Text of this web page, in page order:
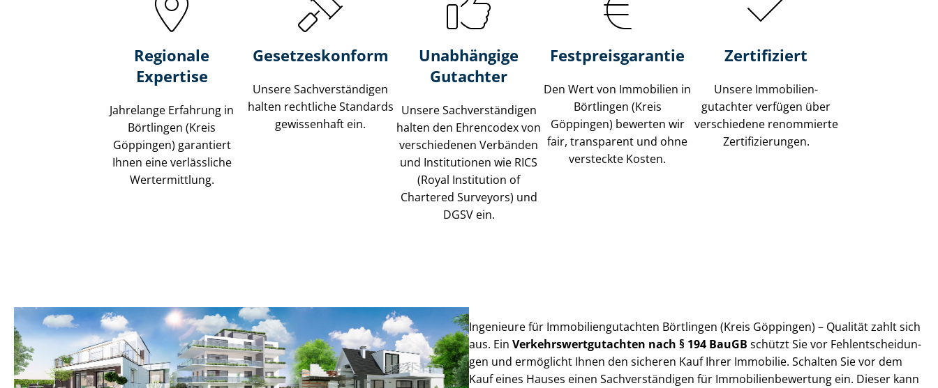
Regionale
Expertise
Jahrelange Erfahrung in
Börtlingen (Kreis
Göppingen) garantiert
Ihnen eine verlässliche
Wertermittlung.
Gesetzes­konform
Unsere Sach­ver­stän­di­gen
halten rechtliche Standards
gewissenhaft ein.
Unabhängige
Gutachter
Unsere Sach­ver­stän­di­gen
halten den Ehrencodex von
verschiedenen Verbänden
und Institutionen wie RICS
(Royal Institution of
Chartered Surveyors) und
DGSV ein.
Festpreis​garantie
Den Wert von Immobilien in
Börtlingen (Kreis
Göppingen) bewerten wir
fair, transparent und ohne
versteckte Kosten.
Zertifiziert
Unsere Immobilien­
gutachter verfügen über
verschiedene renommierte
Zer­ti­fi­zie­run­gen.
Ingenieure für Im­mo­bi­li­en­gut­ach­ten Börtlingen (Kreis Göppingen) – Qualität zahlt sich
aus. Ein Ver­kehrs­wert­gut­ach­ten nach § 194 BauGB schützt Sie vor Fehl­ent­schei­dun­
gen und ermöglicht Ihnen den sicheren Kauf Ihrer Immobilie. Schalten Sie vor dem
Kauf eines Hauses einen Sach­ver­stän­di­gen für Im­mo­bi­li­en­be­wer­tung ein. Dieser kann